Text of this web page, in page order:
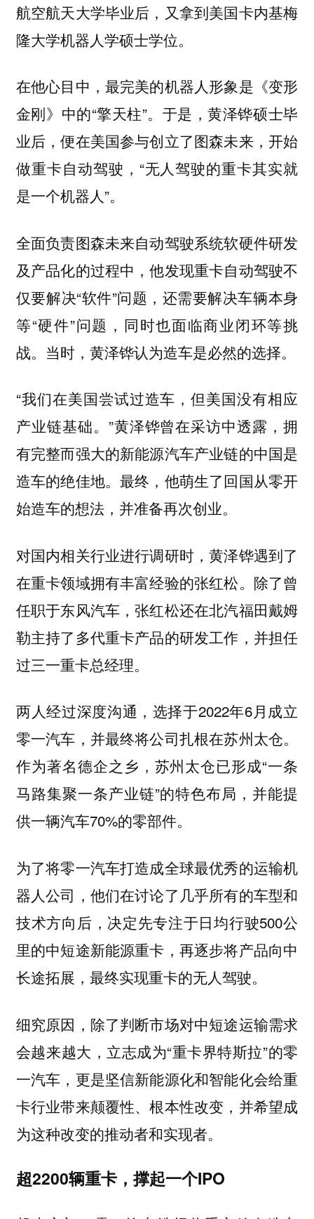
航空航天大学毕业后，又拿到美国卡内基梅
隆大学机器人学硕士学位。
在他心目中，最完美的机器人形象是《变形
金刚》中的“擎天柱”。于是，黄泽铧硕士毕
业后，便在美国参与创立了图森未来，开始
做重卡自动驾驶，“无人驾驶的重卡其实就
是一个机器人”。
全面负责图森未来自动驾驶系统软硬件研发
及产品化的过程中，他发现重卡自动驾驶不
仅要解决“软件”问题，还需要解决车辆本身
等“硬件”问题，同时也面临商业闭环等挑
战。当时，黄泽铧认为造车是必然的选择。
“我们在美国尝试过造车，但美国没有相应
产业链基础。”黄泽铧曾在采访中透露，拥
有完整而强大的新能源汽车产业链的中国是
造车的绝佳地。最终，他萌生了回国从零开
始造车的想法，并准备再次创业。
对国内相关行业进行调研时，黄泽铧遇到了
在重卡领域拥有丰富经验的张红松。除了曾
任职于东风汽车，张红松还在北汽福田戴姆
勒主持了多代重卡产品的研发工作，并担任
过三一重卡总经理。
两人经过深度沟通，选择于2022年6月成立
零一汽车，并最终将公司扎根在苏州太仓。
作为著名德企之乡，苏州太仓已形成“一条
马路集聚一条产业链”的特色布局，并能提
供一辆汽车70%的零部件。
为了将零一汽车打造成全球最优秀的运输机
器人公司，他们在讨论了几乎所有的车型和
技术方向后，决定先专注于日均行驶500公
里的中短途新能源重卡，再逐步将产品向中
长途拓展，最终实现重卡的无人驾驶。
细究原因，除了判断市场对中短途运输需求
会越来越大，立志成为“重卡界特斯拉”的零
一汽车，更是坚信新能源化和智能化会给重
卡行业带来颠覆性、根本性改变，并希望成
为这种改变的推动者和实现者。
超2200辆重卡，撑起一个IPO